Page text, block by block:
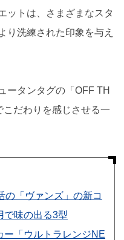
ットは、さまざまなスタ
り洗練された印象を与え
ータンタグの「OFF TH
だわりを感じさせる一
の「ヴァンズ」の新コ
で味の出る3型
ー「ウルトラレンジNE